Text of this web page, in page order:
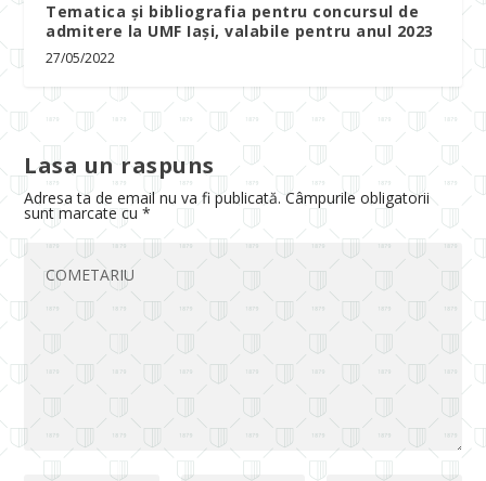
Tematica și bibliografia pentru concursul de
admitere la UMF Iași, valabile pentru anul 2023
27/05/2022
Lasa un raspuns
Adresa ta de email nu va fi publicată. Câmpurile obligatorii
sunt marcate cu*